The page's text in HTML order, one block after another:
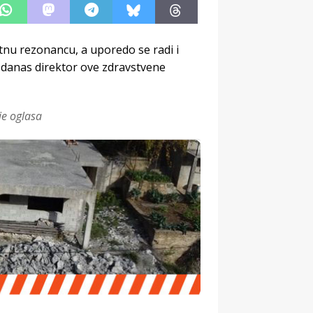
rezonancu, a uporedo se radi i
direktor ove zdravstvene
oglasa